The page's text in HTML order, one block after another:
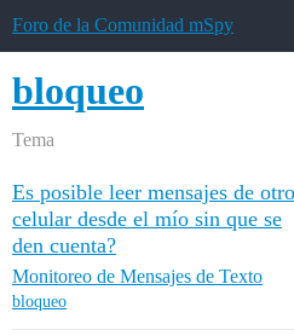
Foro de la Comunidad mSpy
bloqueo
Tema
Es posible leer mensajes de otro
celular desde el mío sin que se
den cuenta?
Monitoreo de Mensajes de Texto
bloqueo